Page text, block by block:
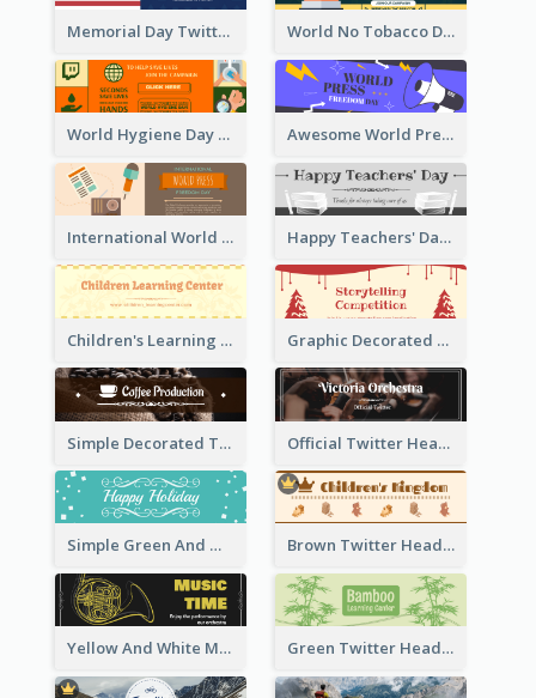
Memorial Day Twitter Header With Flag World No Tobacco Day Twitter Header
World Hygiene Day Promotion Twitter Header Awesome World Press Freedom Day Twitter Header
International World Press Freedom Day Twitter Header Happy Teachers' Day Twitter Header With Decorations Of Books
Children's Learning Center Twitter Header In Orange Colour Tone Graphic Decorated Twitter Header About Storytelling Competition
Simple Decorated Twitter Header About Coffee Official Twitter Header Of Orchestra
Simple Green And White Twitter Header With Theme Of Holiday Brown Twitter Header Created For Toy Store
Yellow And White Music Instrument Twitter Header About Orchestra Performance Green Twitter Header With Bamboo Decoration